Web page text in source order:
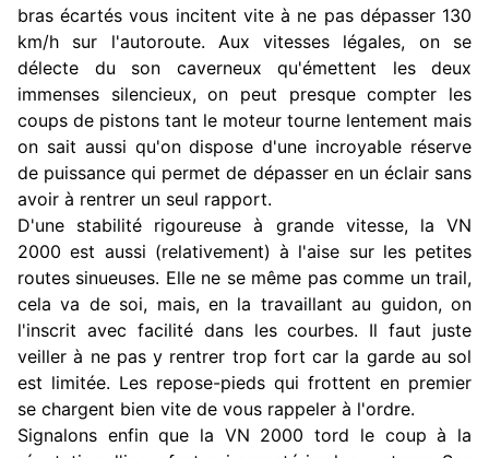
bras écartés vous incitent vite à ne pas dépasser 130
km/h sur l'autoroute. Aux vitesses légales, on se
délecte du son caverneux qu'émettent les deux
immenses silencieux, on peut presque compter les
coups de pistons tant le moteur tourne lentement mais
on sait aussi qu'on dispose d'une incroyable réserve
de puissance qui permet de dépasser en un éclair sans
avoir à rentrer un seul rapport.
D'une stabilité rigoureuse à grande vitesse, la VN
2000 est aussi (relativement) à l'aise sur les petites
routes sinueuses. Elle ne se même pas comme un trail,
cela va de soi, mais, en la travaillant au guidon, on
l'inscrit avec facilité dans les courbes. Il faut juste
veiller à ne pas y rentrer trop fort car la garde au sol
est limitée. Les repose-pieds qui frottent en premier
se chargent bien vite de vous rappeler à l'ordre.
Signalons enfin que la VN 2000 tord le coup à la